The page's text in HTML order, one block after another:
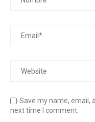
Save my name, email,
next time I comment.